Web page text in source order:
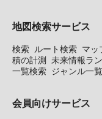
地図検索サービス
検索 ルート検索 マッ
積の計測
未来情報ラ
一覧検索 ジャンル一
会員向けサービス